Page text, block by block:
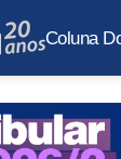
Coluna